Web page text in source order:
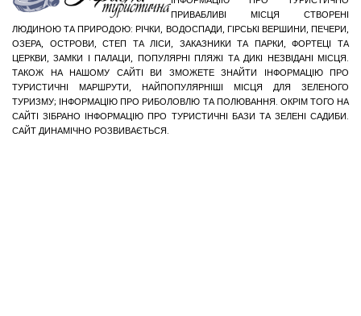
ПРИВАБЛИВІ МІСЦЯ СТВОРЕНІ
ЛЮДИНОЮ ТА ПРИРОДОЮ: РІЧКИ, ВОДОСПАДИ, ГІРСЬКІ ВЕРШИНИ, ПЕЧЕРИ,
ОЗЕРА, ОСТРОВИ, СТЕП ТА ЛІСИ, ЗАКАЗНИКИ ТА ПАРКИ, ФОРТЕЦІ ТА
ЦЕРКВИ, ЗАМКИ І ПАЛАЦИ, ПОПУЛЯРНІ ПЛЯЖІ ТА ДИКІ НЕЗВІДАНІ МІСЦЯ.
ТАКОЖ НА НАШОМУ САЙТІ ВИ ЗМОЖЕТЕ ЗНАЙТИ ІНФОРМАЦІЮ ПРО
ТУРИСТИЧНІ МАРШРУТИ, НАЙПОПУЛЯРНІШІ МІСЦЯ ДЛЯ ЗЕЛЕНОГО
ТУРИЗМУ; ІНФОРМАЦІЮ ПРО РИБОЛОВЛЮ ТА ПОЛЮВАННЯ. ОКРІМ ТОГО НА
САЙТІ ЗІБРАНО ІНФОРМАЦІЮ ПРО ТУРИСТИЧНІ БАЗИ ТА ЗЕЛЕНІ САДИБИ.
САЙТ ДИНАМІЧНО РОЗВИВАЄТЬСЯ.